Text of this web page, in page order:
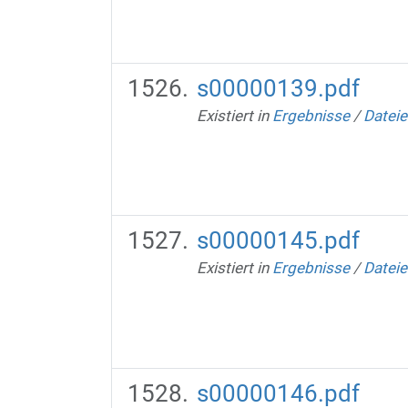
s00000139.pdf
Existiert in Ergebnisse /
s00000145.pdf
Existiert in Ergebnisse /
s00000146.pdf